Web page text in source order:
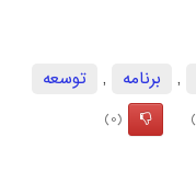
, برنامه ,
توسعه
(0)